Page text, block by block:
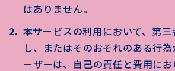
はありません。
本サービスの利用において、第
し、またはそのおそれのある行
ーザーは、自己の責任と費用に